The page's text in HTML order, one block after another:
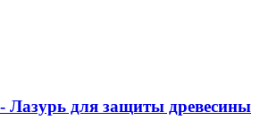
Лазурь для защиты древесины